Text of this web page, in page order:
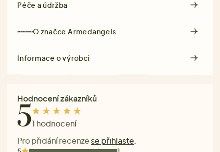
Péče a údržba
O značceArmedangels
Informace o výrobci
Hodnocení zákazníků
51 hodnocení
Pro přidání recenze se přihlaste.